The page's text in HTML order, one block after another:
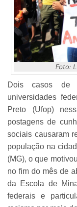
Foto:
Dois casos de
universidades
Preto (Ufop)
postagens de
sociais causaram
população na
(MG), o que
no fim do mês de
da Escola de
federais e